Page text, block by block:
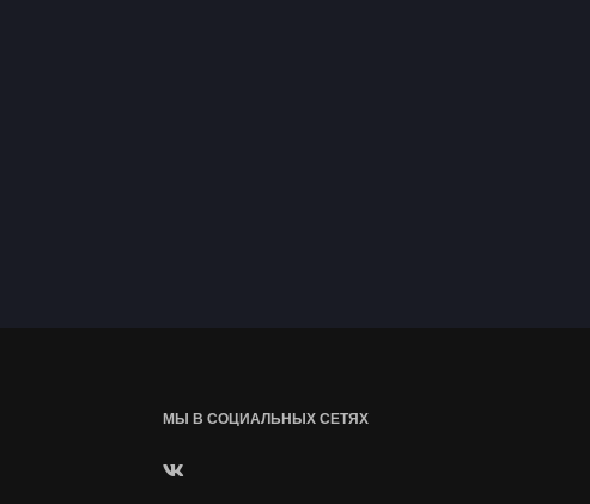
МЫ В СОЦИАЛЬНЫХ СЕТЯХ